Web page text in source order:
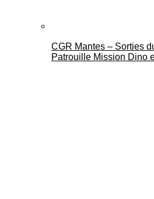
CGR Mantes – Sorties
Patrouille Mission Dino